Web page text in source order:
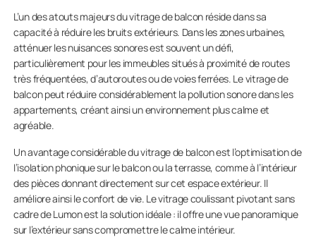
L’un des atouts majeurs du vitrage de balcon réside dans sa
capacité à réduire les bruits extérieurs. Dans les zones urbaines,
atténuer les nuisances sonores est souvent un défi,
particulièrement pour les immeubles situés à proximité de routes
très fréquentées, d’autoroutes ou de voies ferrées. Le vitrage de
balcon peut réduire considérablement la pollution sonore dans les
appartements, créant ainsi un environnement plus calme et
agréable.
Un avantage considérable du vitrage de balcon est l’optimisation de
l’isolation phonique sur le balcon ou la terrasse, comme à l’intérieur
des pièces donnant directement sur cet espace extérieur. Il
améliore ainsi le confort de vie. Le vitrage coulissant pivotant sans
cadre de Lumon est la solution idéale : il offre une vue panoramique
sur l’extérieur sans compromettre le calme intérieur.